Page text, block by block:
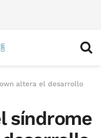
altera el desarrollo
síndrome